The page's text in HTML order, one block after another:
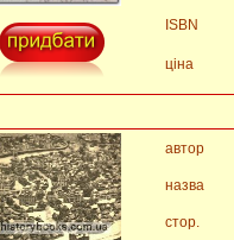
ISBN
ціна
автор
назва
стор.